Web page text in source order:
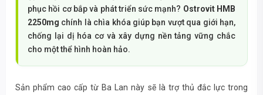
phục hồi cơ bắp và phát triển sức mạnh? Ostrovit HMB
2250mg chính là chìa khóa giúp bạn vượt qua giới hạn,
chống lại dị hóa cơ và xây dựng nền tảng vững chắc
cho một thể hình hoàn hảo.
Sản phẩm cao cấp từ Ba Lan này sẽ là trợ thủ đắc lực trong